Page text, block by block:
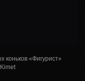
коньков «Фигурист»